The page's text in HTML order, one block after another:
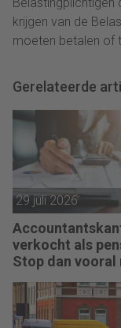
krijgen van de
moeten betalen of
Gerelateerde
29 juli 2026
verkocht als
Stop dan vooral